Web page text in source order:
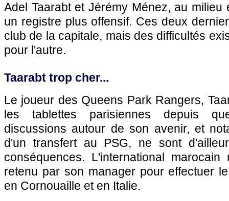
Adel Taarabt et Jérémy Ménez, au milieu
un registre plus offensif. Ces deux
club de la capitale, mais des difficultés
pour l'autre.
Taarabt trop cher...
Le joueur des Queens Park Rangers,
les tablettes parisiennes depuis
discussions autour de son avenir, et
d'un transfert au PSG, ne sont
conséquences. L'international
retenu par son manager pour effectuer
en Cornouaille et en Italie.